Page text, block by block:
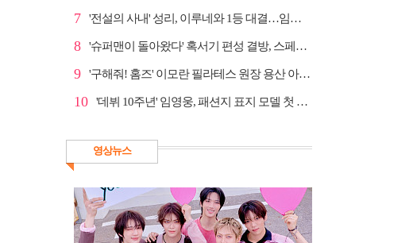
7 '전설의 사내' 성리, 이루네와 1등 대결…임영웅 '보금...
8 '슈퍼맨이 돌아왔다' 혹서기 편성 결방, 스페셜 방송
9 '구해줘! 홈즈' 이모란 필라테스 원장 용산 아파트 방...
10 '데뷔 10주년' 임영웅, 패션지 표지 모델 첫 도전
영상뉴스